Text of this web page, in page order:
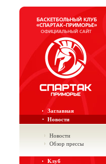
Заглавная
Новости
Новости
Обзор прессы
Клуб